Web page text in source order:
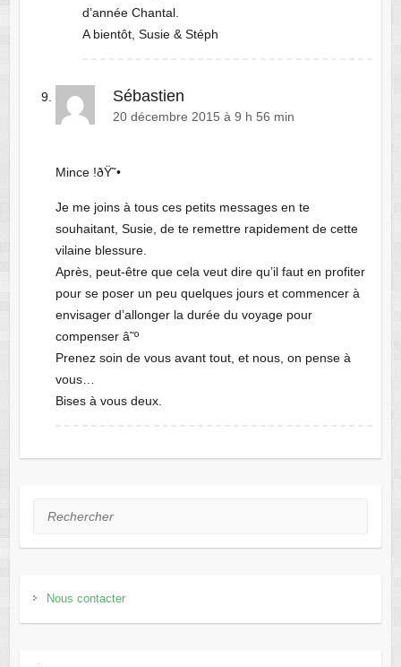
d’année Chantal.
A bientôt, Susie & Stéph
Sébastien
20 décembre 2015 à 9 h 56 min
Mince !ðŸ˜•
Je me joins à tous ces petits messages en te
souhaitant, Susie, de te remettre rapidement de cette
vilaine blessure.
Après, peut-être que cela veut dire qu’il faut en profiter
pour se poser un peu quelques jours et commencer à
envisager d’allonger la durée du voyage pour
compenser â˜º
Prenez soin de vous avant tout, et nous, on pense à
vous…
Bises à vous deux.
Rechercher
Nous contacter